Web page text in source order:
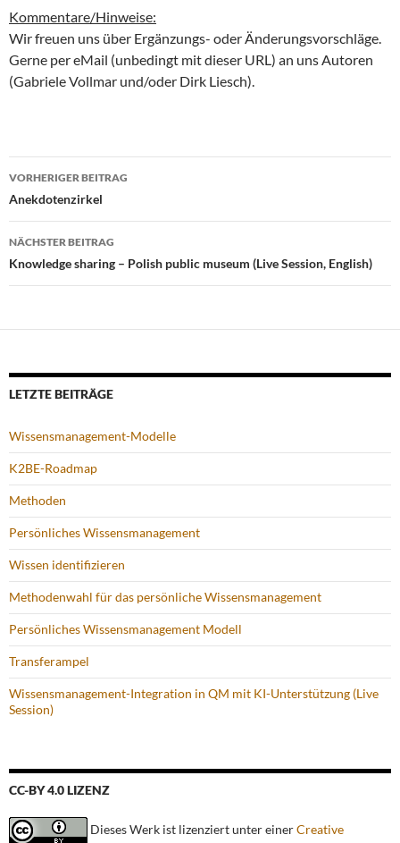
Kommentare/Hinweise:
Wir freuen uns über Ergänzungs- oder Änderungsvorschläge.
Gerne per eMail (unbedingt mit dieser URL) an uns Autoren
(Gabriele Vollmar und/oder Dirk Liesch).
Beitragsnavigation
VORHERIGER BEITRAG
Anekdotenzirkel
NÄCHSTER BEITRAG
Knowledge sharing – Polish public museum (Live Session, English)
LETZTE BEITRÄGE
Wissensmanagement-Modelle
K2BE-Roadmap
Methoden
Persönliches Wissensmanagement
Wissen identifizieren
Methodenwahl für das persönliche Wissensmanagement
Persönliches Wissensmanagement Modell
Transferampel
Wissensmanagement-Integration in QM mit KI-Unterstützung (Live
Session)
CC-BY 4.0 LIZENZ
Dieses Werk ist lizenziert unter einerCreative